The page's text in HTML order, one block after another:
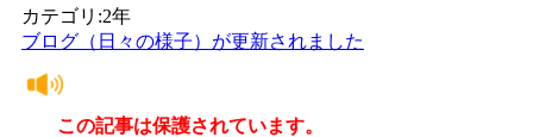
カテゴリ:2年
ブログ（日々の様子）が更新されました
この記事は保護されています。